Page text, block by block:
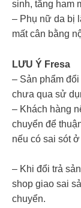
sinh, tăng ham
– Phụ nữ da bị
mất cân bằng
LƯU Ý Fresa
– Sản phẩm
chưa qua sử
– Khách hàng
chuyển để
nếu có sai sót
– Khi đổi trả
shop giao sai
chuyển.